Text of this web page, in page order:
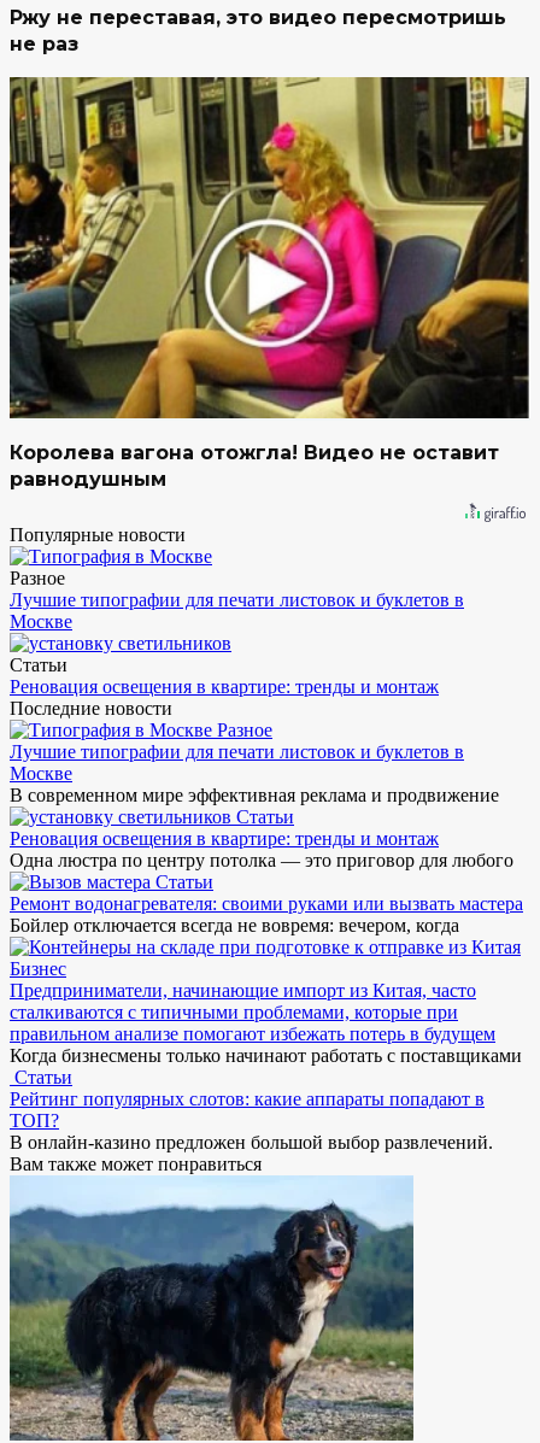
Ржу не переставая, это видео пересмотришь
не раз
Королева вагона отожгла! Видео не оставит
равнодушным
Популярные новости
Разное
Лучшие типографии для печати листовок и буклетов в
Москве
Статьи
Реновация освещения в квартире: тренды и монтаж
Последние новости
Разное
Лучшие типографии для печати листовок и буклетов в
Москве
В современном мире эффективная реклама и продвижение
Статьи
Реновация освещения в квартире: тренды и монтаж
Одна люстра по центру потолка — это приговор для любого
Статьи
Ремонт водонагревателя: своими руками или вызвать мастера
Бойлер отключается всегда не вовремя: вечером, когда
Бизнес
Предприниматели, начинающие импорт из Китая, часто
сталкиваются с типичными проблемами, которые при
правильном анализе помогают избежать потерь в будущем
Когда бизнесмены только начинают работать с поставщиками
Статьи
Рейтинг популярных слотов: какие аппараты попадают в
ТОП?
В онлайн-казино предложен большой выбор развлечений.
Вам также может понравиться